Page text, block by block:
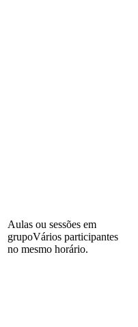
Aulas ou sessões em
grupoVários participantes
no mesmo horário.